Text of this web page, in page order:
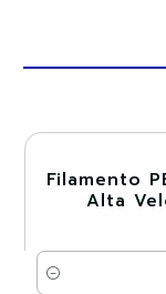
-30%
Filamento
Alta
Cantidad